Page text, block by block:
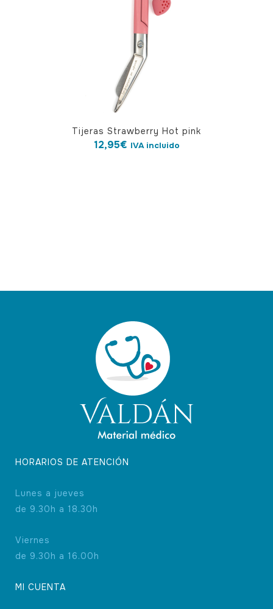
Tijeras Strawberry Hot pink
12,95€ IVA incluido
HORARIOS DE ATENCIÓN
Lunes a jueves
de 9.30h a 18.30h
Viernes
de 9.30h a 16.00h
MI CUENTA